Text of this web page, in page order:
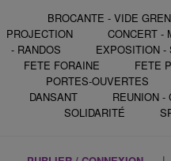
BROCANTE - VIDE
PROJECTION
CONCERT -
- RANDOS
EXPOSITION -
FETE FORAINE
FETE
PORTES-OUVERTES
DANSANT
REUNION -
SOLIDARITÉ